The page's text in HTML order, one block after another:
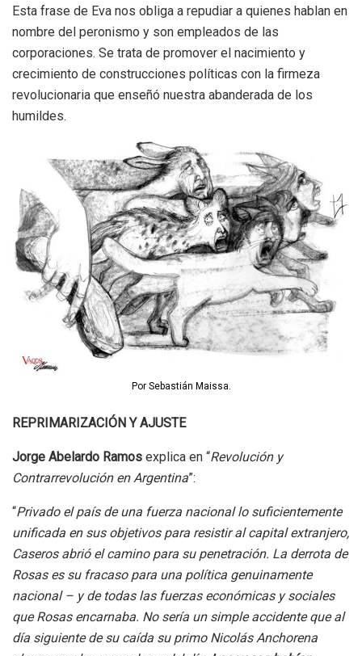
Esta frase de Eva nos obliga a repudiar a quienes hablan en
nombre del peronismo y son empleados de las
corporaciones. Se trata de promover el nacimiento y
crecimiento de construcciones políticas con la firmeza
revolucionaria que enseñó nuestra abanderada de los
humildes.
Por Sebastián Maissa.
REPRIMARIZACIÓN Y AJUSTE
Jorge Abelardo Ramos explica en “Revolución y
Contrarrevolución en Argentina”:
“Privado el país de una fuerza nacional lo suficientemente
unificada en sus objetivos para resistir al capital extranjero,
Caseros abrió el camino para su penetración. La derrota de
Rosas es su fracaso para una política genuinamente
nacional – y de todas las fuerzas económicas y sociales
que Rosas encarnaba. No sería un simple accidente que al
día siguiente de su caída su primo Nicolás Anchorena